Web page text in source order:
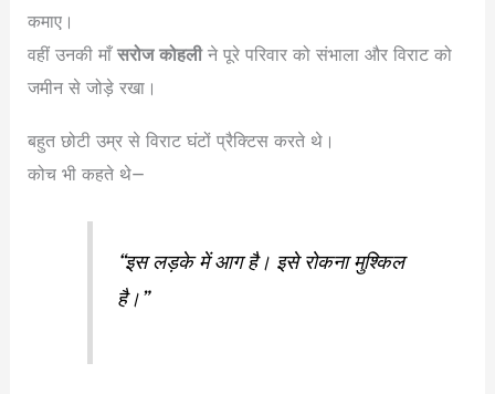
कमाए।
वहीं उनकी माँसरोज कोहलीने पूरे परिवार को संभाला और विराट को
जमीन से जोड़े रखा।
बहुत छोटी उम्र से विराट घंटों प्रैक्टिस करते थे।
कोच भी कहते थे—
“इस लड़के में आग है। इसे रोकना मुश्किल
है।”